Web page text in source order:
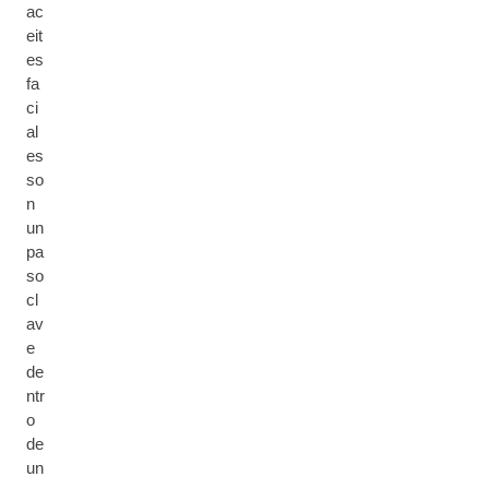
ac
eit
es
fa
ci
al
es
so
n
un
pa
so
cl
av
e
de
ntr
o
de
un